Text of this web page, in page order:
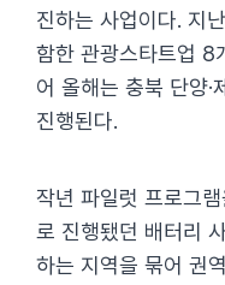
진하는 사업이다. 지
함한 관광스타트업 8
어 올해는 충북 단양·
진행된다.
작년 파일럿 프로그
로 진행됐던 배터리
하는 지역을 묶어 권